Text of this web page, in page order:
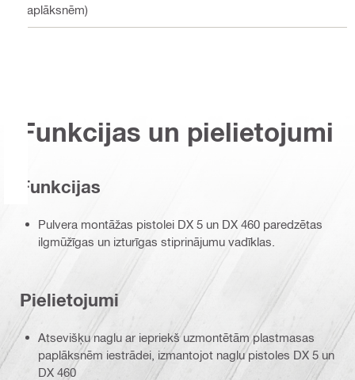
paplāksnēm)
Funkcijas un pielietojumi
Funkcijas
Pulvera montāžas pistolei DX 5 un DX 460 paredzētas
ilgmūžīgas un izturīgas stiprinājumu vadīklas.
Pielietojumi
Atsevišķu naglu ar iepriekš uzmontētām plastmasas
paplāksnēm iestrādei, izmantojot naglu pistoles DX 5 un
DX 460